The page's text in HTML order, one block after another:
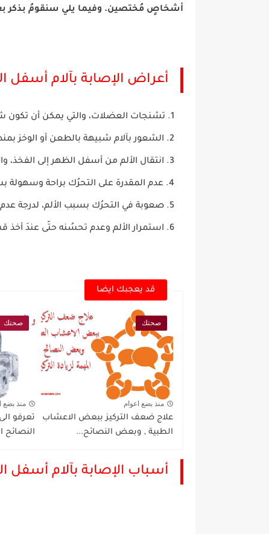
أشخاصٍ مُختصين. وفيما يلي سنقومُ بذكر
أعراض الإصابة بآلام أسفل
تشنجات العضلات، والتي يمكن أن تكون
الشعور بآلام شبيهة بالطعن أو الوخز
انتقال الألم من أسفل الظهر إلى الفخذ،
عدم المقدرة على التحرُك براحة وسهولة
صعوبة في التحرُك بسبب الألم، لدرجة
استمرار الألم وعدم تحسُنه حتّى عندَ أخذ
قد يعجبك ايضا
صحتك
منذ بضع اعوام
علاج ضعف التركيز ببعض الاعشاب
الطبية , وبعض النصائح...
صحتك
منذ بضع
تعرفو
النصائح
أسباب الإصابة بآلام أسفل